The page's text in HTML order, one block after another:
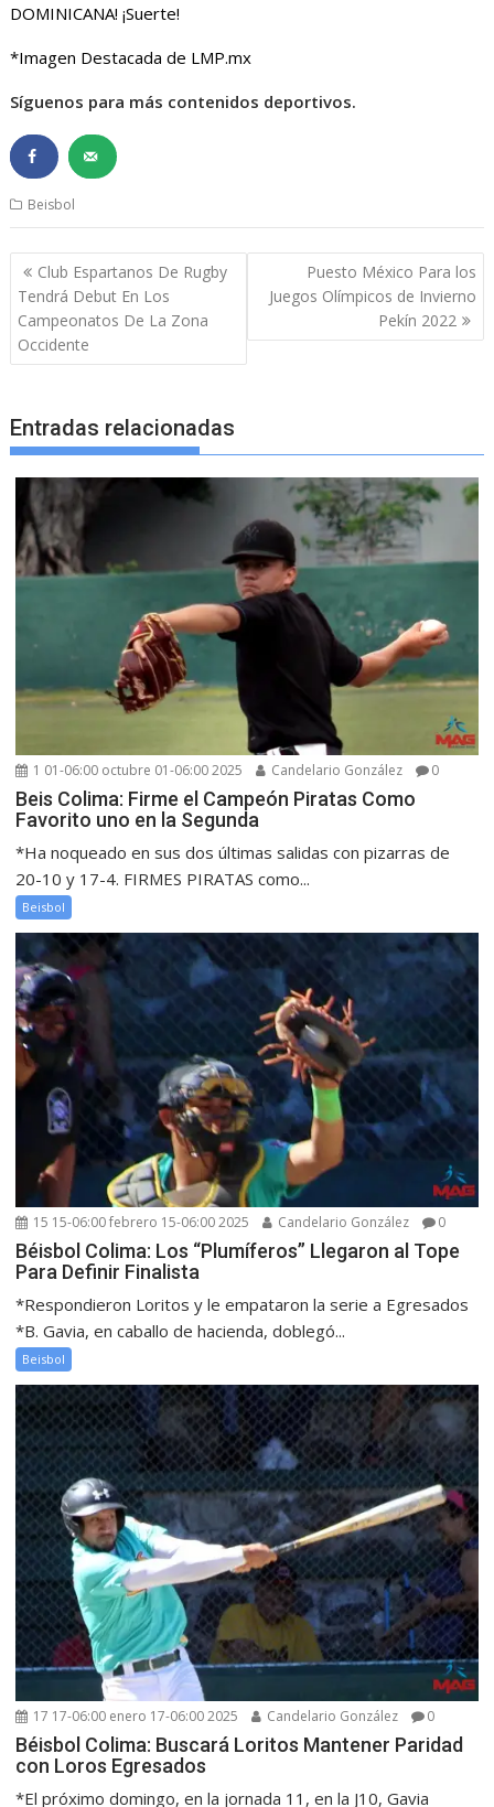
DOMINICANA! ¡Suerte!
*Imagen Destacada de LMP.mx
Síguenos para más contenidos deportivos.
Beisbol
Navegación
de
entradas
Club Espartanos De Rugby
Tendrá Debut En Los
Campeonatos De La Zona
Occidente
Puesto México Para los
Juegos Olímpicos de Invierno
Pekín 2022
Entradas relacionadas
1 01-06:00 octubre 01-06:00 2025 Candelario González 0
Beis Colima: Firme el Campeón Piratas Como
Favorito uno en la Segunda
*Ha noqueado en sus dos últimas salidas con pizarras de
20-10 y 17-4. FIRMES PIRATAS como...
Beisbol
15 15-06:00 febrero 15-06:00 2025 Candelario González 0
Béisbol Colima: Los “Plumíferos” Llegaron al Tope
Para Definir Finalista
*Respondieron Loritos y le empataron la serie a Egresados
*B. Gavia, en caballo de hacienda, doblegó...
Beisbol
17 17-06:00 enero 17-06:00 2025 Candelario González 0
Béisbol Colima: Buscará Loritos Mantener Paridad
con Loros Egresados
*El próximo domingo, en la jornada 11, en la J10, Gavia